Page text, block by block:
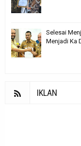
Selesai
Menjadi Ka
IKLAN